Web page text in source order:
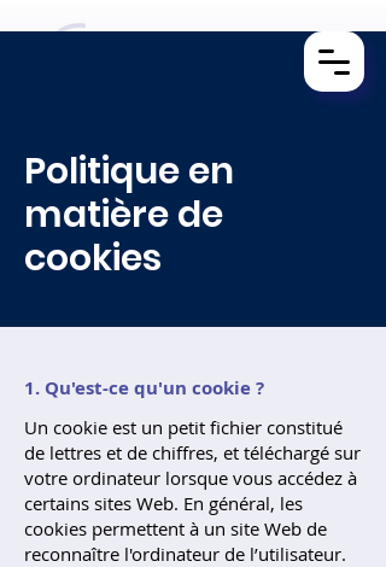
Politique en
matière de
cookies
1. Qu'est-ce qu'un cookie ?
Un cookie est un petit fichier constitué
de lettres et de chiffres, et téléchargé sur
votre ordinateur lorsque vous accédez à
certains sites Web. En général, les
cookies permettent à un site Web de
reconnaître l'ordinateur de l’utilisateur.